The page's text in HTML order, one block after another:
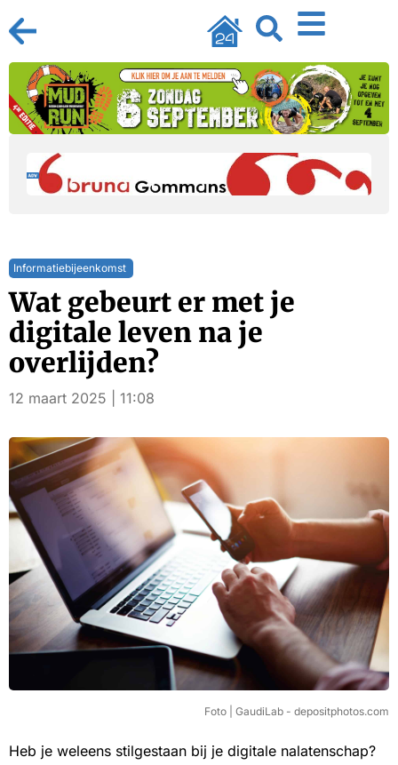
Informatiebijeenkomst
Wat gebeurt er met je
digitale leven na je
overlijden?
12 maart 2025 | 11:08
Foto | GaudiLab - depositphotos.com
Heb je weleens stilgestaan bij je digitale nalatenschap?